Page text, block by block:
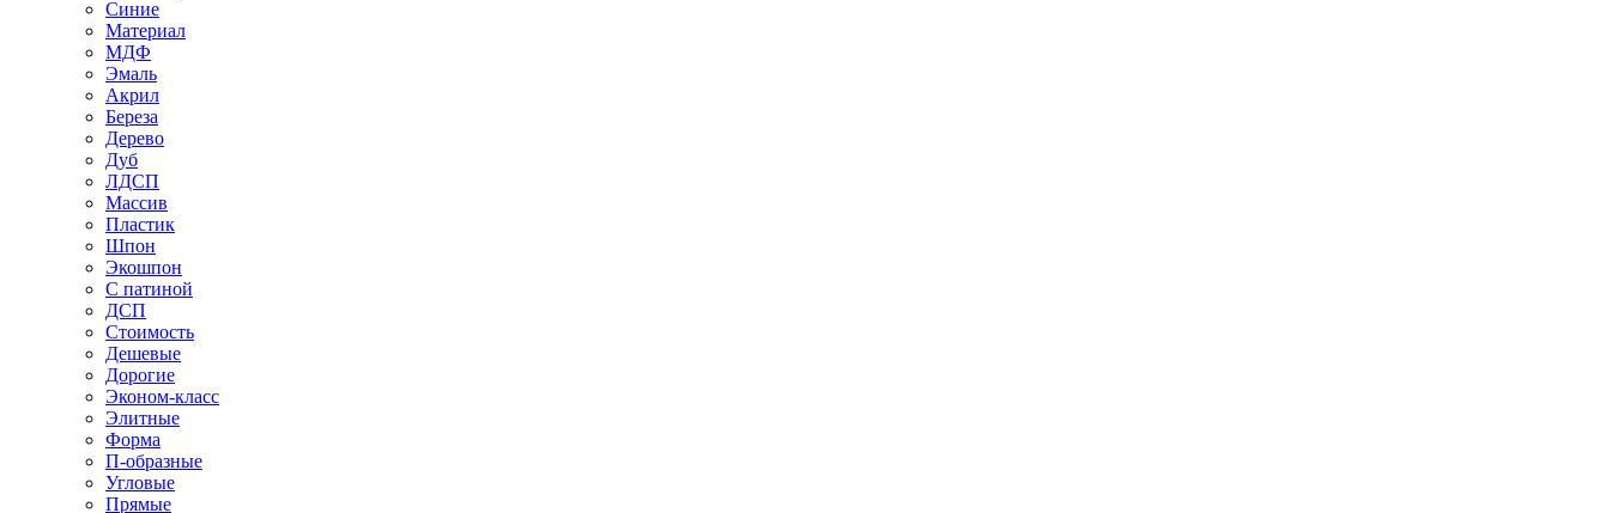
Синие
Материал
МДФ
Эмаль
Акрил
Береза
Дерево
Дуб
ЛДСП
Массив
Пластик
Шпон
Экошпон
С патиной
ДСП
Стоимость
Дешевые
Дорогие
Эконом-класс
Элитные
Форма
П-образные
Угловые
Прямые